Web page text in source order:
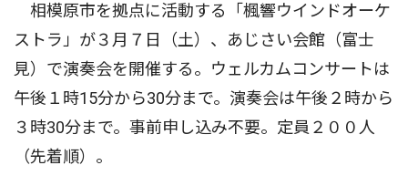
相模原市を拠点に活動する「楓響ウインドオーケ
ストラ」が３月７日（土）、あじさい会館（富士
見）で演奏会を開催する。ウェルカムコンサートは
午後１時15分から30分まで。演奏会は午後２時から
３時30分まで。事前申し込み不要。定員２００人
（先着順）。